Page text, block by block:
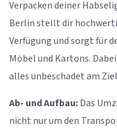
Verpacken deiner
Berlin stellt dir
Verfügung und sorgt für
Möbel und Kartons.
alles unbeschadet am
Ab- und Aufbau:Das
nicht nur um den